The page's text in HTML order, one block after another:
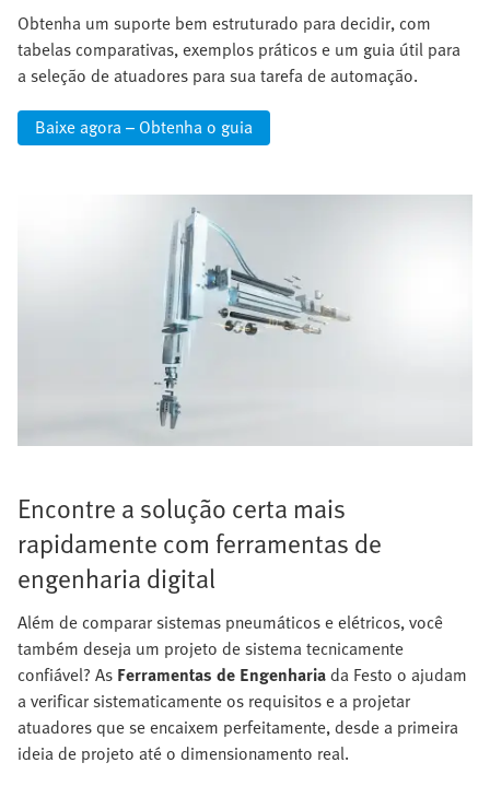
Obtenha um suporte bem estruturado para decidir, com
tabelas comparativas, exemplos práticos e um guia útil para
a seleção de atuadores para sua tarefa de automação.
Baixe agora – Obtenha o guia
Encontre a solução certa mais
rapidamente com ferramentas de
engenharia digital
Além de comparar sistemas pneumáticos e elétricos, você
também deseja um projeto de sistema tecnicamente
confiável? As Ferramentas de Engenhariada Festo o ajudam
a verificar sistematicamente os requisitos e a projetar
atuadores que se encaixem perfeitamente, desde a primeira
ideia de projeto até o dimensionamento real.